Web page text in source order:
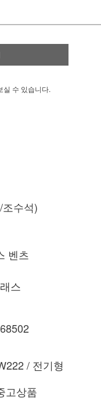
실 수 있습니다.
수석)
벤츠
스
/ 전기형
고상품